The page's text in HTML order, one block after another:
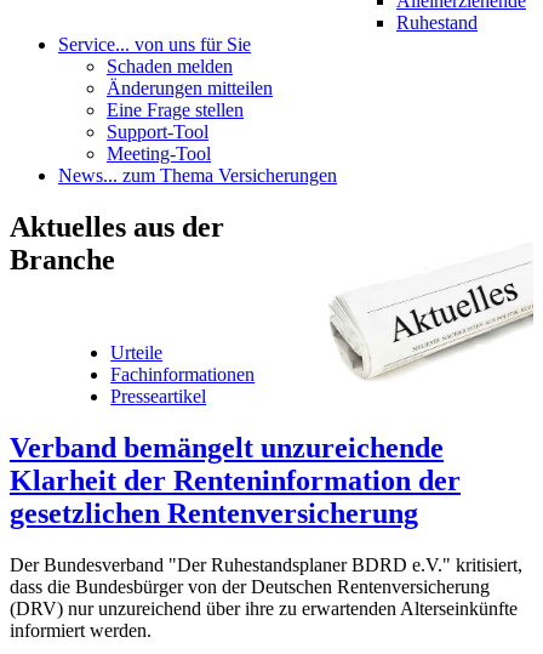
Ruhestand
Service... von uns für Sie
Schaden melden
Änderungen mitteilen
Eine Frage stellen
Support-Tool
Meeting-Tool
News... zum Thema Versicherungen
Aktuelles aus der
Branche
Urteile
Fachinformationen
Presseartikel
Verband bemängelt unzureichende
Klarheit der Renteninformation der
gesetzlichen Rentenversicherung
Der Bundesverband "Der Ruhestandsplaner BDRD e.V." kritisiert,
dass die Bundesbürger von der Deutschen Rentenversicherung
(DRV) nur unzureichend über ihre zu erwartenden Alterseinkünfte
informiert werden.